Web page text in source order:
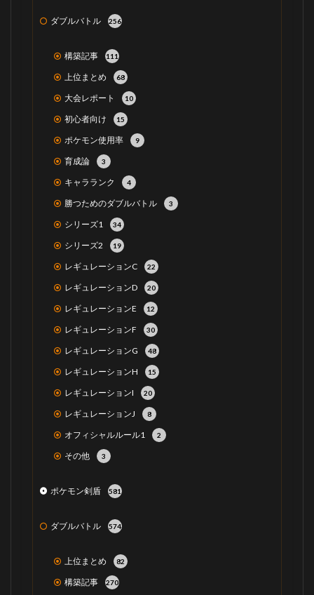
ダブルバトル 256
構築記事 111
上位まとめ 68
大会レポート 10
初心者向け 15
ポケモン使用率 9
育成論 3
キャラランク 4
勝つためのダブルバトル 3
シリーズ1 34
シリーズ2 19
レギュレーションC 22
レギュレーションD 20
レギュレーションE 12
レギュレーションF 30
レギュレーションG 48
レギュレーションH 15
レギュレーションI 20
レギュレーションJ 8
オフィシャルルール1 2
その他 3
ポケモン剣盾 581
ダブルバトル 574
上位まとめ 82
構築記事 270